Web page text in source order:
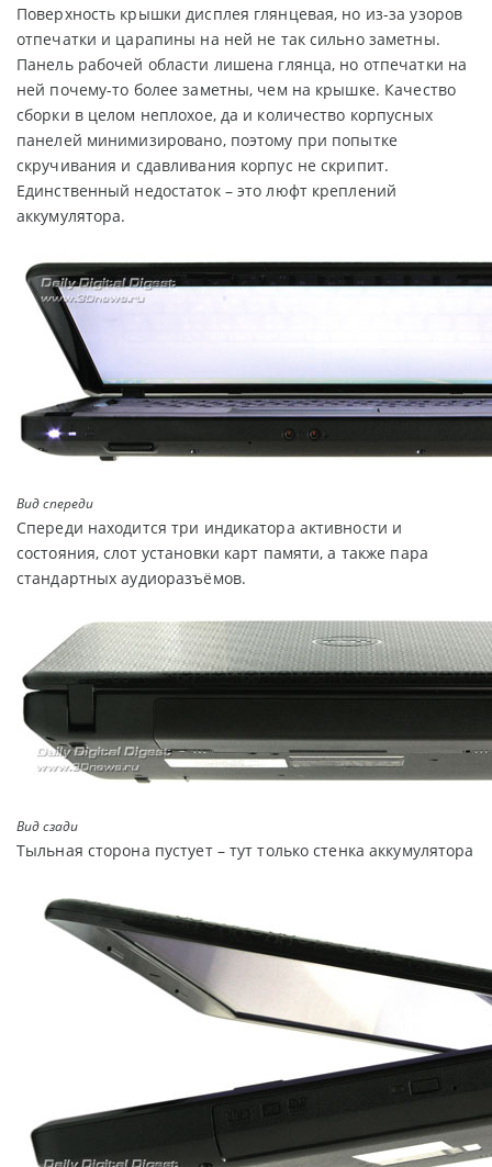
Поверхность крышки дисплея глянцевая, но из-за узоров
отпечатки и царапины на ней не так сильно заметны.
Панель рабочей области лишена глянца, но отпечатки на
ней почему-то более заметны, чем на крышке. Качество
сборки в целом неплохое, да и количество корпусных
панелей минимизировано, поэтому при попытке
скручивания и сдавливания корпус не скрипит.
Единственный недостаток – это люфт креплений
аккумулятора.
Вид спереди
Спереди находится три индикатора активности и
состояния, слот установки карт памяти, а также пара
стандартных аудиоразъёмов.
Вид сзади
Тыльная сторона пустует – тут только стенка аккумулятора